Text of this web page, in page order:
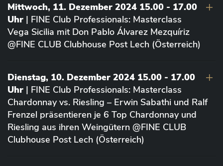
Mittwoch, 11. Dezember 2024 15.00 - 17.00
Uhr | FINE Club Professionals: Masterclass
Vega Sicilia mit Don Pablo Álvarez Mezquíriz
@FINE CLUB Clubhouse Post Lech (Österreich)
Dienstag, 10. Dezember 2024 15.00 - 17.00
Uhr | FINE Club Professionals: Masterclass
Chardonnay vs. Riesling – Erwin Sabathi und Ralf
Frenzel präsentieren je 6 Top Chardonnay und
Riesling aus ihren Weingütern @FINE CLUB
Clubhouse Post Lech (Österreich)